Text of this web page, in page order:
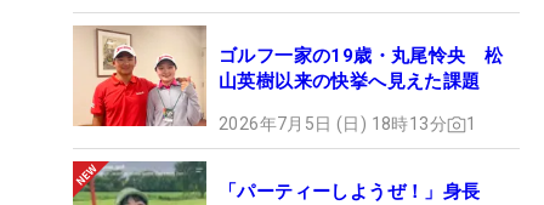
ゴルフ一家の19歳・丸尾怜央 松
山英樹以来の快挙へ見えた課題
2026年7月5日 (日) 18時13分 1
「パーティーしようぜ！」身長